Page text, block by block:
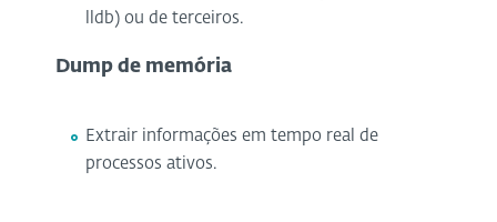
lldb) ou de terceiros.
Dump de memória
Extrair informações em tempo real de
processos ativos.